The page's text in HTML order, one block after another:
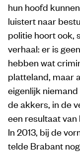
hun hoofd
luistert naar
politie hoort ook,
verhaal: er is
hebben wat
platteland, maar
eigenlijk
de akkers, in de
een resultaat
In 2013, bij de
telde Brabant